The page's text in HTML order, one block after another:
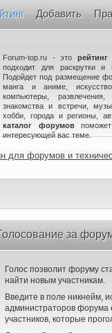
Добавить
Forum-top.ru - это
подходит для раскрутки и
Подойдет под размещение
манга и аниме,
компьютеры,
знакомства и встречи,
хобби, города и регионы,
каталог форумов
интересующей вас теме.
для форумов и
за
Голос позволит форуму
найти новым участникам.
Введите в поле никнейм,
администраторов форума
участников, которые